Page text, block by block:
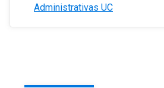
Administrativas UC